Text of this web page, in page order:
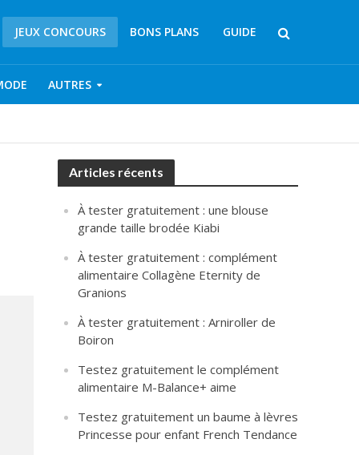
JEUX CONCOURS BONS PLANS GUIDE
AUTRES
Articles récents
À tester gratuitement : une blouse
grande taille brodée Kiabi
À tester gratuitement : complément
alimentaire Collagène Eternity de
Granions
À tester gratuitement : Arniroller de
Boiron
Testez gratuitement le complément
alimentaire M-Balance+ aime
Testez gratuitement un baume à lèvres
Princesse pour enfant French Tendance